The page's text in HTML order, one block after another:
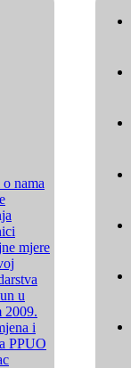
nama
mjere
u
2009.
i
PPUO